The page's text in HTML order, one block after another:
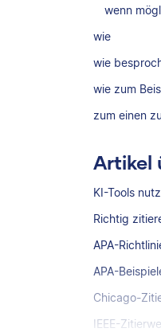
wenn
wie
wie
wie zum
zum einen
Artikel
KI-Tools
Richtig
APA-
APA-
Chicago-
IEEE-